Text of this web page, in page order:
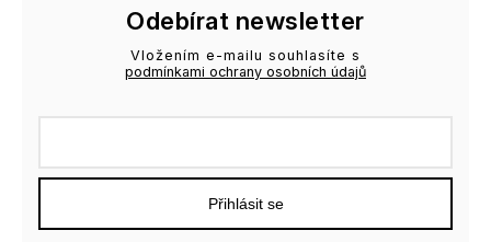
Odebírat newsletter
Vložením e-mailu souhlasíte s
podmínkami ochrany osobních údajů
Přihlásit se